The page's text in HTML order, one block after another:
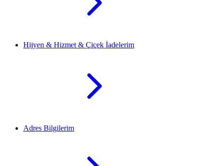
Hijyen & Hizmet & Çiçek İadelerim
Adres Bilgilerim